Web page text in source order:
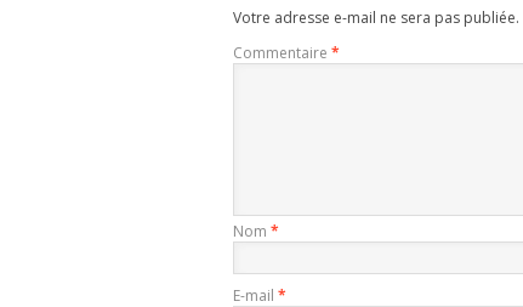
Votre adresse e-mail ne sera pas publiée.
Commentaire *
Nom *
E-mail *